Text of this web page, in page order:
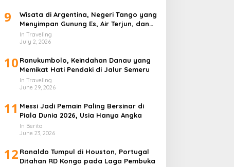
9
Wisata di Argentina, Negeri Tango yang
Menyimpan Gunung Es, Air Terjun, dan
Kota Penuh Warna
In Traveling
July 2, 2026
10 Ranukumbolo, Keindahan Danau yang
Memikat Hati Pendaki di Jalur Semeru
In Traveling
June 29, 2026
11 Messi Jadi Pemain Paling Bersinar di
Piala Dunia 2026, Usia Hanya Angka
In Berita
June 23, 2026
12 Ronaldo Tumpul di Houston, Portugal
Ditahan RD Kongo pada Laga Pembuka